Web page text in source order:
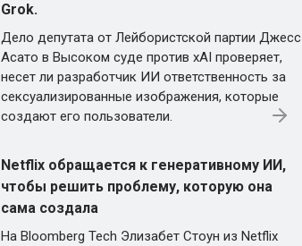
Grok.
Дело депутата от Лейбористской партии Джесс
Асато в Высоком суде против xAI проверяет,
несет ли разработчик ИИ ответственность за
сексуализированные изображения, которые
создают его пользователи.
Netflix обращается к генеративному ИИ,
чтобы решить проблему, которую она
сама создала
На Bloomberg Tech Элизабет Стоун из Netflix